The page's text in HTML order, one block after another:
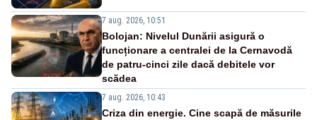
7 aug. 2026, 10:51
Bolojan: Nivelul Dunării asigură o
funcționare a centralei de la Cernavodă
de patru-cinci zile dacă debitele vor
scădea
7 aug. 2026, 10:43
Criza din energie. Cine scapă de măsurile